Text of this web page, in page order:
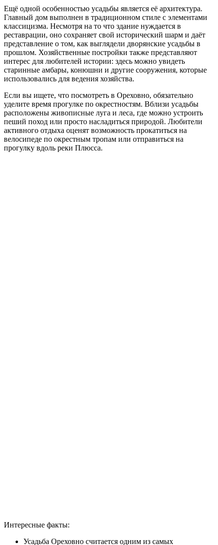
Ещё одной особенностью усадьбы является её архитектура.
Главный дом выполнен в традиционном стиле с элементами
классицизма. Несмотря на то что здание нуждается в
реставрации, оно сохраняет свой исторический шарм и даёт
представление о том, как выглядели дворянские усадьбы в
прошлом. Хозяйственные постройки также представляют
интерес для любителей истории: здесь можно увидеть
старинные амбары, конюшни и другие сооружения, которые
использовались для ведения хозяйства.
Если вы ищете, что посмотреть в Ореховно, обязательно
уделите время прогулке по окрестностям. Вблизи усадьбы
расположены живописные луга и леса, где можно устроить
пеший поход или просто насладиться природой. Любители
активного отдыха оценят возможность прокатиться на
велосипеде по окрестным тропам или отправиться на
прогулку вдоль реки Плюсса.
Интересные факты:
Усадьба Ореховно считается одним из самых